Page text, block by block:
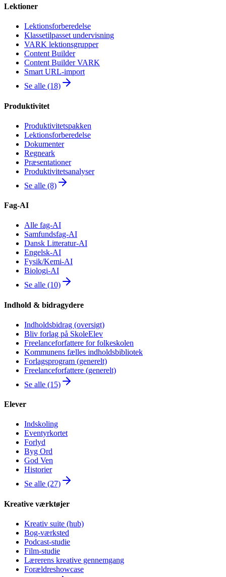
Lektioner
Lektionsforberedelse
Klassetilpasset undervisning
VARK lektionsgrupper
Content Builder
Content Builder VARK
Smart URL-import
Se alle (18)
Produktivitet
Produktivitetspakken
Lektionsforberedelse
Dokumenter
Regneark
Præsentationer
Produktivitetsanalyser
Se alle (8)
Fag-AI
Alle fag-AI
Samfundsfag-AI
Dansk Litteratur-AI
Engelsk-AI
Fysik/Kemi-AI
Biologi-AI
Se alle (10)
Indhold & bidragydere
Indholdsbidrag (oversigt)
Bliv forlag på SkoleElev
Freelanceforfattere for folkeskolen
Kommunens fælles indholdsbibliotek
Forlagsprogram (generelt)
Freelanceforfattere (generelt)
Se alle (15)
Elever
Indskoling
Eventyrkortet
Forlyd
Byg Ord
God Ven
Historier
Se alle (27)
Kreative værktøjer
Kreativ suite (hub)
Bog-værksted
Podcast-studie
Film-studie
Lærerens kreative gennemgang
Forældreshowcase